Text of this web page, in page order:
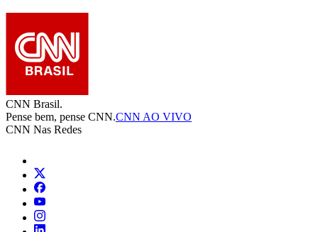
CNN Brasil.
Pense bem, pense CNN.CNN AO VIVO
CNN Nas Redes